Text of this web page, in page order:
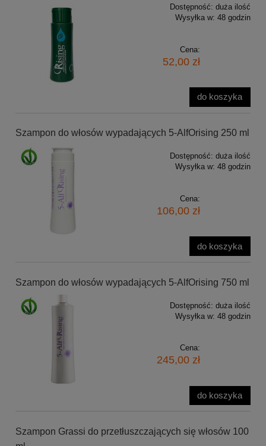
Dostępność: duża ilość
Wysyłka w: 48 godzin
Cena:
52,00 zł
do koszyka
Szampon do włosów wypadających 5-AlfOrising 250 ml
Dostępność: duża ilość
Wysyłka w: 48 godzin
Cena:
106,00 zł
do koszyka
Szampon do włosów wypadających 5-AlfOrising 750 ml
Dostępność: duża ilość
Wysyłka w: 48 godzin
Cena:
245,00 zł
do koszyka
Szampon Grassi do przetłuszczających się włosów 100